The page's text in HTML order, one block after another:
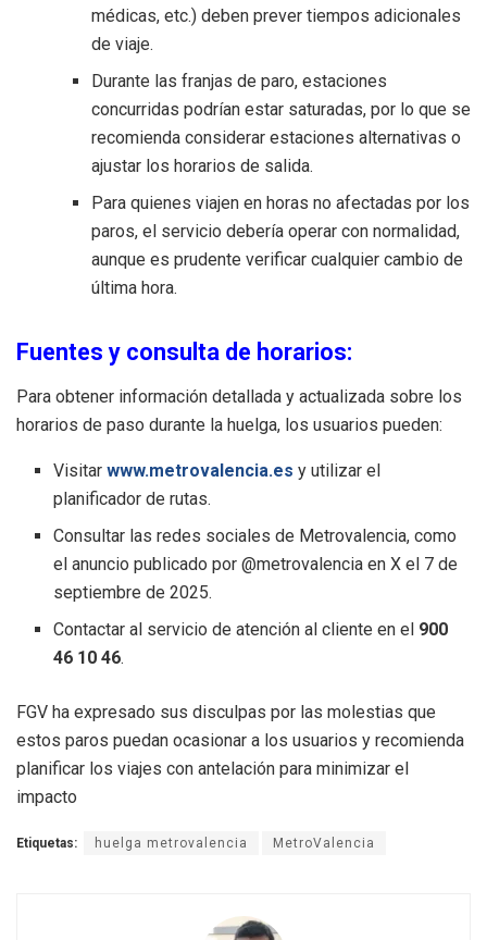
médicas, etc.) deben prever tiempos adicionales
de viaje.
Durante las franjas de paro, estaciones
concurridas podrían estar saturadas, por lo que se
recomienda considerar estaciones alternativas o
ajustar los horarios de salida.
Para quienes viajen en horas no afectadas por los
paros, el servicio debería operar con normalidad,
aunque es prudente verificar cualquier cambio de
última hora.
Fuentes y consulta de horarios:
Para obtener información detallada y actualizada sobre los
horarios de paso durante la huelga, los usuarios pueden:
Visitarwww.metrovalencia.es y utilizar el
planificador de rutas.
Consultar las redes sociales de Metrovalencia, como
el anuncio publicado por @metrovalencia en X el 7 de
septiembre de 2025.
Contactar al servicio de atención al cliente en el 900
46 10 46.
FGV ha expresado sus disculpas por las molestias que
estos paros puedan ocasionar a los usuarios y recomienda
planificar los viajes con antelación para minimizar el
impacto
Etiquetas: huelga metrovalencia MetroValencia